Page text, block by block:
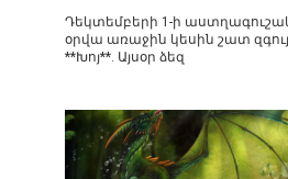
Դեկտեմբերի 1-ի աստղագուշակ․
օրվա առաջին կեսին շատ
**Խոյ**. Այսօր ձեզ